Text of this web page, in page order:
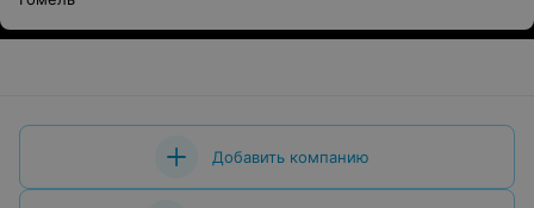
Добавить компанию